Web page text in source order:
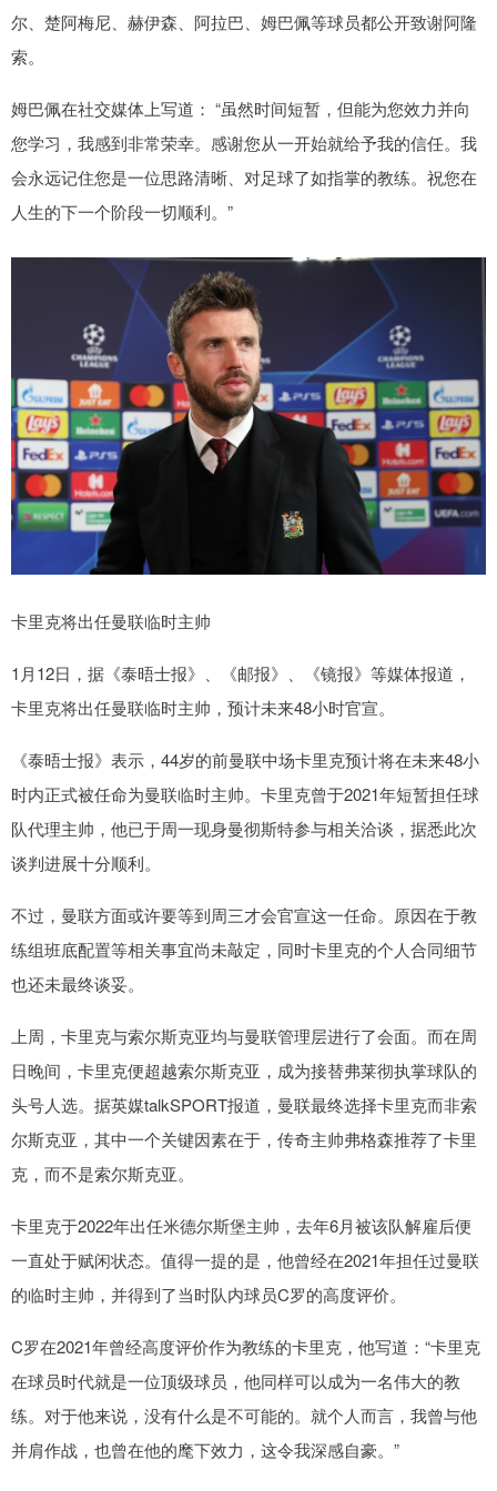
尔、楚阿梅尼、赫伊森、阿拉巴、姆巴佩等球员都公开致谢阿隆
索。
姆巴佩在社交媒体上写道： “虽然时间短暂，但能为您效力并向
您学习，我感到非常荣幸。感谢您从一开始就给予我的信任。我
会永远记住您是一位思路清晰、对足球了如指掌的教练。祝您在
人生的下一个阶段一切顺利。”
卡里克将出任曼联临时主帅
1月12日，据《泰晤士报》、《邮报》、《镜报》等媒体报道，
卡里克将出任曼联临时主帅，预计未来48小时官宣。
《泰晤士报》表示，44岁的前曼联中场卡里克预计将在未来48小
时内正式被任命为曼联临时主帅。卡里克曾于2021年短暂担任球
队代理主帅，他已于周一现身曼彻斯特参与相关洽谈，据悉此次
谈判进展十分顺利。
不过，曼联方面或许要等到周三才会官宣这一任命。原因在于教
练组班底配置等相关事宜尚未敲定，同时卡里克的个人合同细节
也还未最终谈妥。
上周，卡里克与索尔斯克亚均与曼联管理层进行了会面。而在周
日晚间，卡里克便超越索尔斯克亚，成为接替弗莱彻执掌球队的
头号人选。据英媒talkSPORT报道，曼联最终选择卡里克而非索
尔斯克亚，其中一个关键因素在于，传奇主帅弗格森推荐了卡里
克，而不是索尔斯克亚。
卡里克于2022年出任米德尔斯堡主帅，去年6月被该队解雇后便
一直处于赋闲状态。值得一提的是，他曾经在2021年担任过曼联
的临时主帅，并得到了当时队内球员C罗的高度评价。
C罗在2021年曾经高度评价作为教练的卡里克，他写道：“卡里克
在球员时代就是一位顶级球员，他同样可以成为一名伟大的教
练。对于他来说，没有什么是不可能的。就个人而言，我曾与他
并肩作战，也曾在他的麾下效力，这令我深感自豪。”